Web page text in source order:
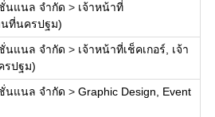
นแนล จำกัด > เจ้าหน้าที่
ที่นครปฐม)
นแนล จำกัด > เจ้าหน้าที่เช็คเกอร์, เจ้า
รปฐม)
นแนล จำกัด > Graphic Design, Event